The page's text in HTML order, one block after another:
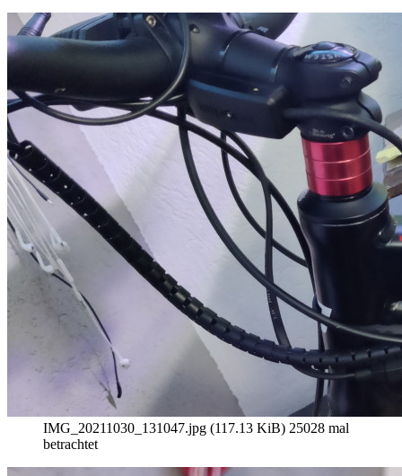
IMG_20211030_131047.jpg (117.13 KiB) 25028 mal
betrachtet